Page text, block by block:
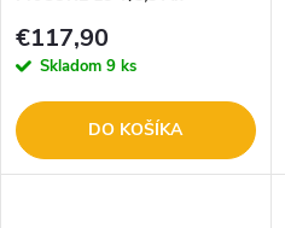
p
r
o
p
r
o
€117,90
Skladom 9 ks
DO KOŠÍKA